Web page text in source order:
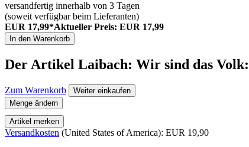
versandfertig innerhalb von 3 Tagen
(soweit verfügbar beim Lieferanten)
EUR 17,99*Aktueller Preis: EUR 17,99
In den Warenkorb
Der Artikel Laibach: Wir sind das
Zum Warenkorb
Weiter einkaufen
Menge ändern
Artikel merken
Versandkosten (United States of America): EUR 19,90